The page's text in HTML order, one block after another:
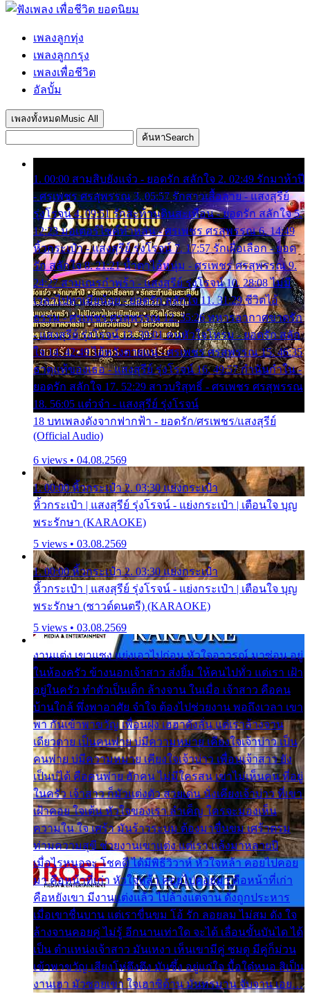
เพลงลูกทุ่ง
เพลงลูกกรุง
เพลงเพื่อชีวิต
อัลบั้ม
เพลงทั้งหมด Music All
ค้นหาSearch
1. 00:00 สามสิบยังแจ๋ว - ยอดรัก สลักใจ 2. 02:49 รักมาห้าปี
- ศรเพชร ศรสุพรรณ 3. 05:57 รักสาวเสื้อลาย - แสงสุรีย์
รุ่งโรจน์ 4. 09:51 รักสะท้านดินสะเทือน - ยอดรัก สลักใจ 5.
12:23 มอเตอร์ไซค์ทำหล่น - ศรเพชร ศรสุพรรณ 6. 14:49
หิ้วกระเป๋า - แสงสุรีย์ รุ่งโรจน์ 7. 17:57 รักเผื่อเลือก - ยอด
รัก สลักใจ 8. 21:21 น้ำตาไอ้หนุ่ม - ศรเพชร ศรสุพรรณ 9.
24:27 สามเณรกำพร้า - แสงสุรีย์ รุ่งโรจน์ 10. 28:08 ไม่มี
เวลาไปหาเมียน้อย - ยอดรัก สลักใจ 11. 31:29 ชีวิตไอ้
ธรรม - ศรเพชร ศรสุพรรณ 12. 35:26 ทหารอากาศขาดรัก
- แสงสุรีย์ รุ่งโรจน์ 13. 39:01 คนหัวใจโทรม - ยอดรัก สลัก
ใจ 14. 42:49 ไอ้หวังตายแน่ - ศรเพชร ศรสุพรรณ 15. 46:35
ธาตุแท้ของเธอ - แสงสุรีย์ รุ่งโรจน์ 16. 49:57 กำนันกำใน -
ยอดรัก สลักใจ 17. 52:29 สาวบริสุทธิ์ - ศรเพชร ศรสุพรรณ
18. 56:05 แต๋วจ๋า - แสงสุรีย์ รุ่งโรจน์
18 บทเพลงดังจากฟากฟ้า - ยอดรัก/ศรเพชร/แสงสุรีย์
(Official Audio)
6 views • 04.08.2569
1. 00:00 หิ้วกระเป๋า 2. 03:30 แย่งกระเป๋า
หิ้วกระเป๋า | แสงสุรีย์ รุ่งโรจน์ - แย่งกระเป๋า | เตือนใจ บุญ
พระรักษา (KARAOKE)
5 views • 03.08.2569
1. 00:00 หิ้วกระเป๋า 2. 03:30 แย่งกระเป๋า
หิ้วกระเป๋า | แสงสุรีย์ รุ่งโรจน์ - แย่งกระเป๋า | เตือนใจ บุญ
พระรักษา (ซาวด์ดนตรี) (KARAOKE)
5 views • 03.08.2569
งานแต่ง เขาแซง แย่งเอาไปก่อน หัวใจอาวรณ์ มาซ่อน อยู่
ในห้องครัว ข้างนอกเจ้าสาว ส่งยิ้ม ให้คนไปทั่ว แต่เรา เฝ้า
อยู่ในครัว ทำตัวเป็นเด็ก ล้างจาน ในเมื่อ เจ้าสาว คือคน
บ้านใกล้ พึ่งพาอาศัย จำใจ ต้องไปช่วยงาน พอถึงเวลา เขา
พา กันเข้าพาขวัญ เพื่อนฝูง เฮฮาดังลั่น แต่เราล้างจาน
เดียวดาย เป็นคนพ่าย บ่มีความหมาย เคียงใจเจ้าบ่าว เป็น
คนพ่าย บ่มีความหมาย เคียงใจเจ้าบ่าว เพื่อนเจ้าสาว ยัง
เป็นบ่ได้ คือคนพ่าย ฮักคน ไม่มีใครสน เขาไม่เห็นคน ที่อยู่
ในครัว เจ้าสาว ก็มัวแต่งตัว สวยเด่น นั่งเคียงเจ้าบ่าว ที่เขา
เฝ้าคอย ใจเต้น หัวใจของเรา ลำเค็ญ ใครจะมองเห็น
ความใน ใจ เศร้า มันร้าวระบม ต้องมาขื่นขม เศร้าตรม
ท่ามความสุขี ช่วยงานเขาแต่ง แต่เรา แล้งมาหลายปี
เมื่อไรหนอจะ โชคดี ได้มีพิธีวิวาห์ หัวใจหล้า คอยไปคอย
มา คือหน้าที่เก่า หัวใจหล้า คอยไปคอยมา คือหน้าที่เก่า
คือหยังเขา มีงานแต่งแล้ว ไปล้างแต่จาน ดั่งถูกประหาร
เมื่อเขาชื่นบาน แต่เราขื่นขม โอ้ รัก ลอยลม ไม่สม ดัง ใจ
ล้างจานคอยคู่ ไม่รู้ อีกนานเท่าใด จะได้ เลื่อนขั้นบันได ได้
เป็น ตำแหน่งเจ้าสาว มันเหงา เห็นเขามีคู่ ซมดู มีคู่ก็ม่วน
เข้าพาขวัญ เสียงโห่ตึงตึง มันซึ้ง อยู่แก่ใจ มื้อใด๋หนอ สิเป็น
งานเฮา มัวซอยเขา ใจเฮาซิด้าน มันทรมาน จับจาน เอย…